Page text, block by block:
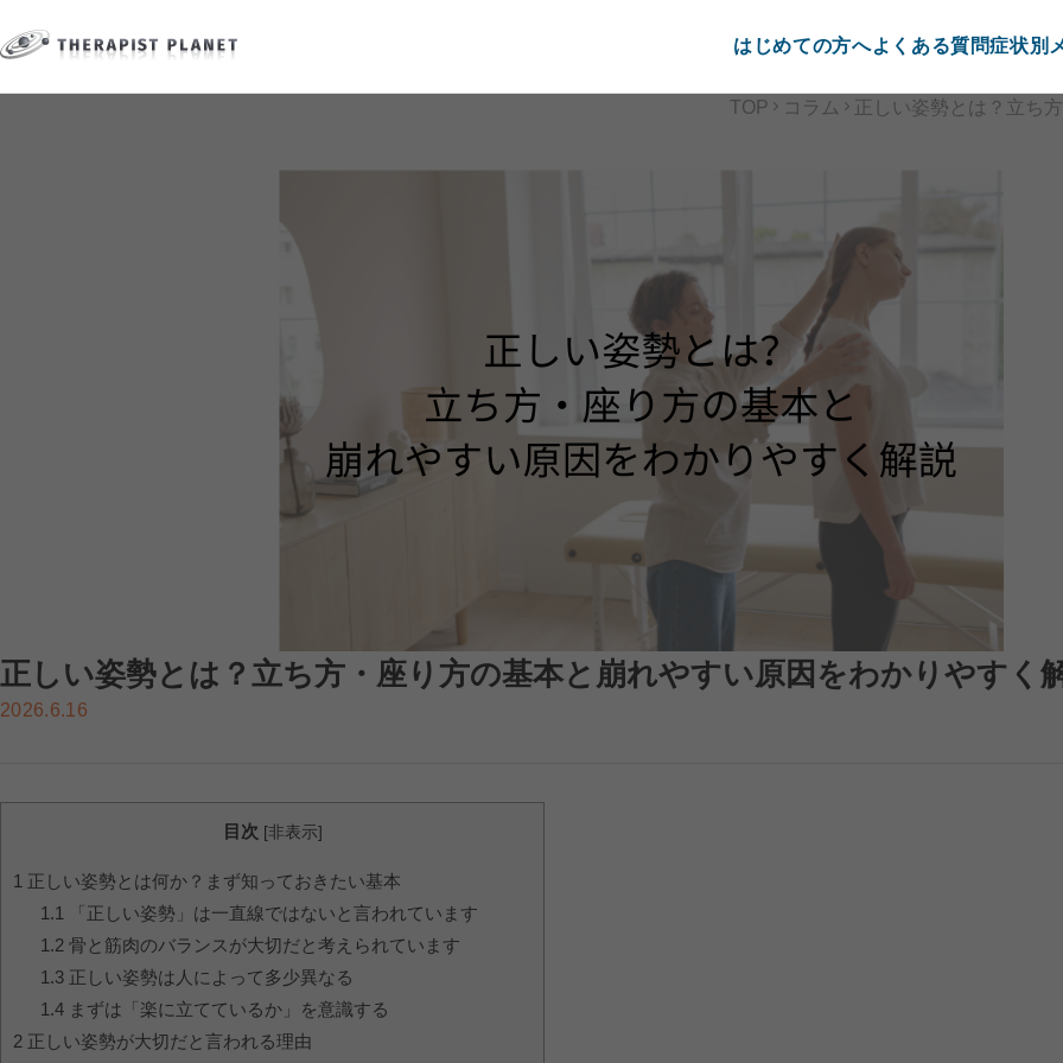
はじめての方へよくある質問症状別
TOP コラム 正しい姿勢とは？立ち
正しい姿勢とは？立ち方・座り方の基本と崩れやすい原因をわかりやすく
2026.6.16
目次 [非表示]
1 正しい姿勢とは何か？まず知っておきたい基本
1.1
「正しい姿勢」は一直線ではないと言われています
1.2骨と筋肉のバランスが大切だと考えられています
1.3正しい姿勢は人によって多少異なる
1.4まずは「楽に立てているか」を意識する
2 正しい姿勢が大切だと言われる理由